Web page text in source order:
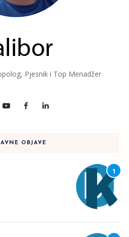
Pjesnik i Top Menadžer
OBJAVE